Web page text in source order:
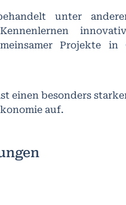
unter
Projekte in
einen besonders
auf.